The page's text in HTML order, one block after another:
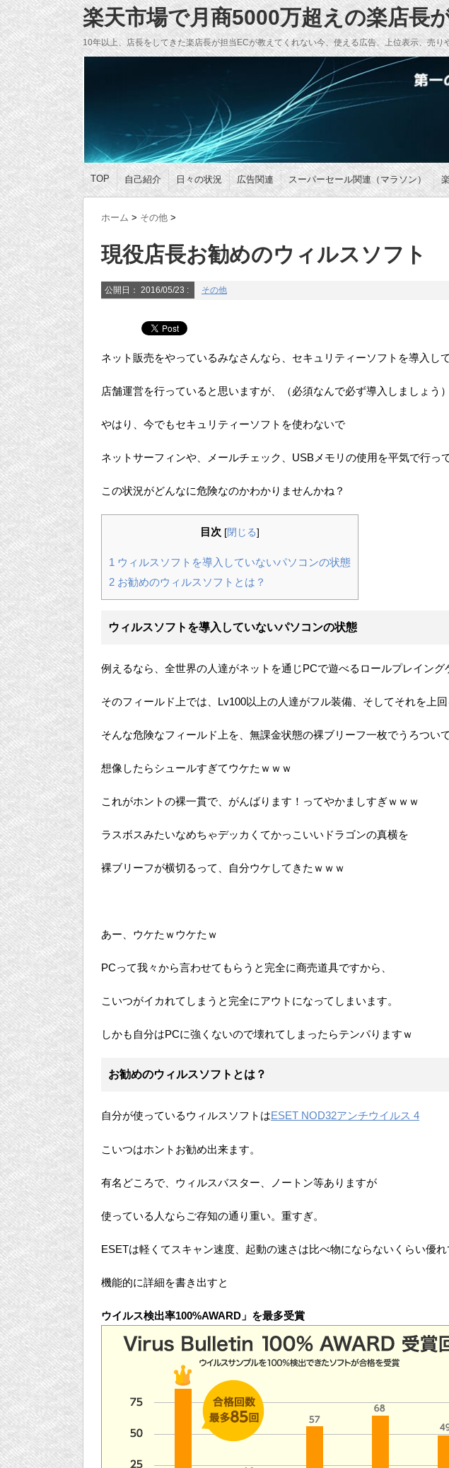
楽天市場で月商5000万超えの楽店長
10年以上、店長をしてきた楽店長が担当ECが教えてくれない今、使える広告、上位表示、売
TOP 自己紹介 日々の状況 広告関連 スーパーセール関連（マラソン）
ホーム > その他 >
現役店長お勧めのウィルスソフト
公開日： 2016/05/23 : その他
ネット販売をやっているみなさんなら、セキュリティーソフトを導入して
店舗運営を行っていると思いますが、（必須なんで必ず導入しましょう）
やはり、今でもセキュリティーソフトを使わないで
ネットサーフィンや、メールチェック、USBメモリの使用を平気で行っ
この状況がどんなに危険なのかわかりませんかね？
目次 [閉じる]
1 ウィルスソフトを導入していないパソコンの状態
2 お勧めのウィルスソフトとは？
ウィルスソフトを導入していないパソコンの状態
例えるなら、全世界の人達がネットを通じPCで遊べるロールプレイング
そのフィールド上では、Lv100以上の人達がフル装備、そしてそれを上回
そんな危険なフィールド上を、無課金状態の裸ブリーフ一枚でうろつい
想像したらシュールすぎてウケたｗｗｗ
これがホントの裸一貫で、がんばります！ってやかましすぎｗｗｗ
ラスボスみたいなめちゃデッカくてかっこいいドラゴンの真横を
裸ブリーフが横切るって、自分ウケしてきたｗｗｗ
あー、ウケたｗウケたｗ
PCって我々から言わせてもらうと完全に商売道具ですから、
こいつがイカれてしまうと完全にアウトになってしまいます。
しかも自分はPCに強くないので壊れてしまったらテンパりますｗ
お勧めのウィルスソフトとは？
自分が使っているウィルスソフトはESET NOD32アンチウイルス 4
こいつはホントお勧め出来ます。
有名どころで、ウィルスバスター、ノートン等ありますが
使っている人ならご存知の通り重い。重すぎ。
ESETは軽くてスキャン速度、起動の速さは比べ物にならないくらい優れ
機能的に詳細を書き出すと
ウイルス検出率100%AWARD」を最多受賞